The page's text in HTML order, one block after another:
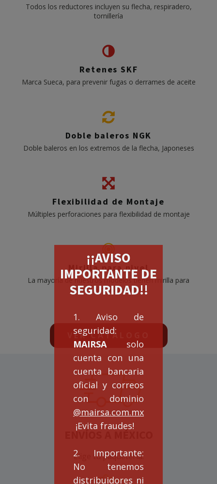
¡¡AVISO
IMPORTANTE DE
SEGURIDAD!!
1. Aviso de
seguridad:
MAIRSA solo
cuenta con una
cuenta bancaria
oficial y correos
con dominio
@mairsa.com.mx
¡Evita fraudes!
2. Importante:
No tenemos
distribuidores ni
Todos los reductores incluyen su flecha, respiradero,
tornillería
Retenes SKF
Marca Sueca, para prevenir fugas o derrames de aceite
Doble baleros NGK
Doble baleros en los extremos de la flecha, Japoneses
Flexibilidad de Montaje
Múltiples perforaciones para flexibilidad de montaje
Mirilla para nivel
La mayoría de nuestros modelos tienen mirilla para
revisar el nivel del aceite
VER CATÁLOGO
ENVÍOS A MÉXICO
Elige tu paquetería.